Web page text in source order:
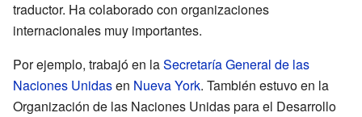
traductor. Ha colaborado con organizaciones
internacionales muy importantes.
Por ejemplo, trabajó en laSecretaría General de las
Naciones Unidasen Nueva York. También estuvo en la
Organización de las Naciones Unidas para el Desarrollo